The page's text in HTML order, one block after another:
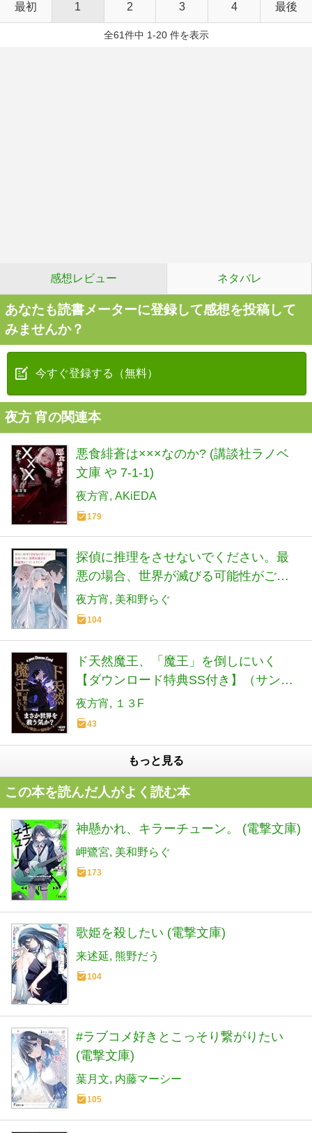
最初 1 2 3 4 最後
全61件中 1-20 件を表示
感想レビュー ネタバレ
あなたも読書メーターに登録して感想を投稿して
みませんか？
今すぐ登録する（無料）
夜方 宵の関連本
悪食緋蒼は×××なのか? (講談社ラノベ
文庫 や 7-1-1)
夜方宵 AKiEDA
179
探偵に推理をさせないでください。最
悪の場合、世界が滅びる可能性がござ
いますので。2 (MF文庫J)
夜方宵 美和野らぐ
104
ド天然魔王、「魔王」を倒しにいく
【ダウンロード特典SS付き】（サンク
チュアリ出版）
夜方宵 １３F
43
もっと見る
この本を読んだ人がよく読む本
神懸かれ、キラーチューン。 (電撃文庫)
岬鷺宮 美和野らぐ
173
歌姫を殺したい (電撃文庫)
来述延 熊野だう
104
#ラブコメ好きとこっそり繋がりたい
(電撃文庫)
葉月文 内藤マーシー
105